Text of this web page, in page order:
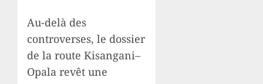
Au-delà des
controverses, le dossier
de la route Kisangani–
Opala revêt une